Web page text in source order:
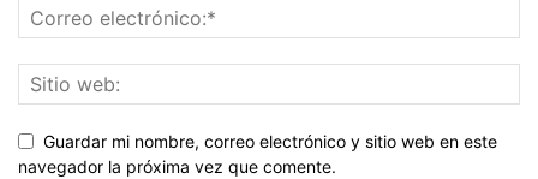
Guardar mi nombre, correo electrónico y sitio web en este
navegador la próxima vez que comente.